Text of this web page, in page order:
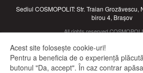
Sediul COSMOPOLIT: Str. Traian Grozăvescu,
birou 4, Brașov
All rights reserved
Acest site folosește cookie-uri!
Pentru a beneficia de o experiență
butonul "Da, accept". În caz contrar